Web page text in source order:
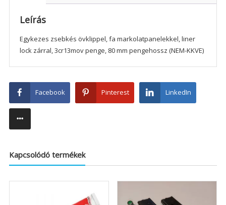
Leírás
Egykezes zsebkés övklippel, fa markolatpanelekkel, liner
lock zárral, 3cr13mov penge, 80 mm pengehossz (NEM-KKVE)
Facebook Pinterest LinkedIn
Kapcsolódó termékek